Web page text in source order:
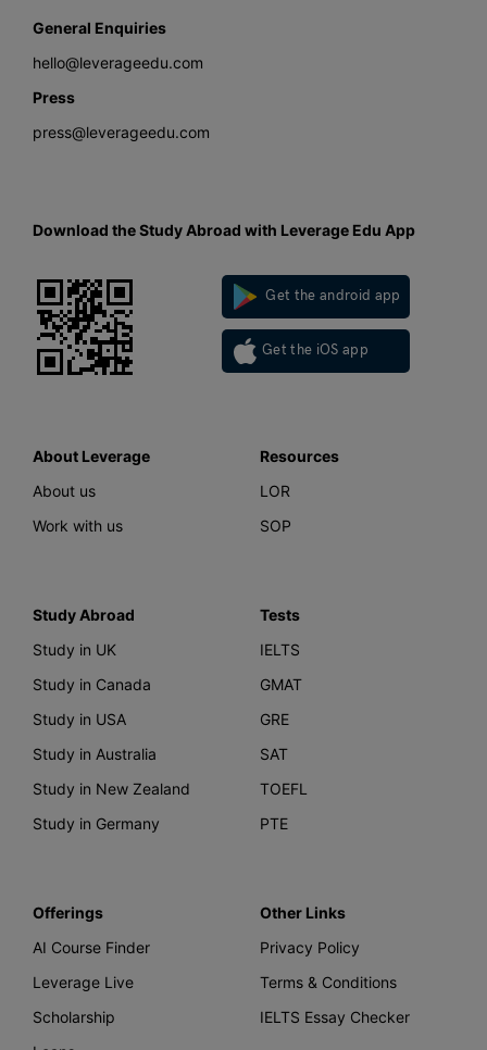
General Enquiries
hello@leverageedu.com
Press
press@leverageedu.com
Download the Study Abroad with Leverage Edu App
Get the android app
Get the iOS app
About Leverage
About us
Work with us
Resources
LOR
SOP
Study Abroad
Study in UK
Study in Canada
Study in USA
Study in Australia
Study in New Zealand
Study in Germany
Tests
IELTS
GMAT
GRE
SAT
TOEFL
PTE
Offerings
AI Course Finder
Leverage Live
Scholarship
Other Links
Privacy Policy
Terms & Conditions
IELTS Essay Checker